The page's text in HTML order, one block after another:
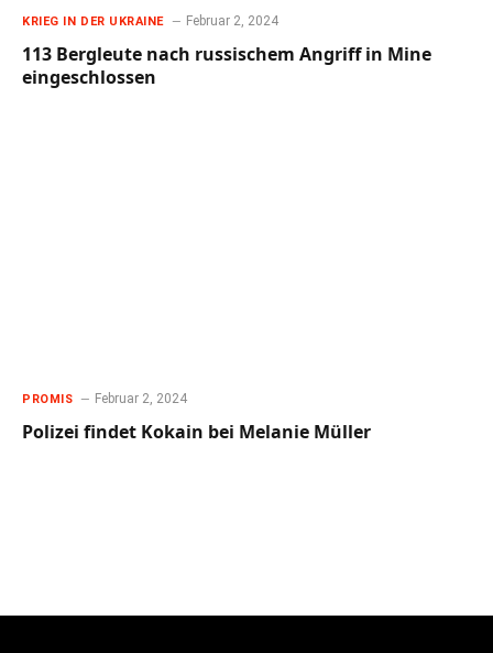
KRIEG IN DER UKRAINE Februar 2, 2024
113 Bergleute nach russischem Angriff in Mine
eingeschlossen
PROMIS Februar 2, 2024
Polizei findet Kokain bei Melanie Müller